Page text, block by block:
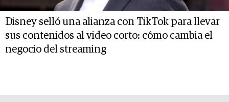
Disney selló una alianza con TikTok para llevar
sus contenidos al video corto: cómo cambia el
negocio del streaming